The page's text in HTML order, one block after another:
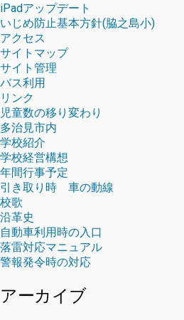
iPadアップデート
いじめ防止基本方針(脇之島小)
アクセス
サイトマップ
サイト管理
バス利用
リンク
児童数の移り変わり
多治見市内
学校紹介
学校経営構想
年間行事予定
引き取り時 車の動線
校歌
沿革史
自動車利用時の入口
落雷対応マニュアル
警報発令時の対応
アーカイブ